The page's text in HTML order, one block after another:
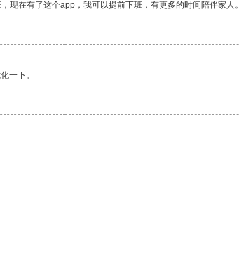
在有了这个app，我可以提前下班，有更多的时间陪伴家人。
一下。